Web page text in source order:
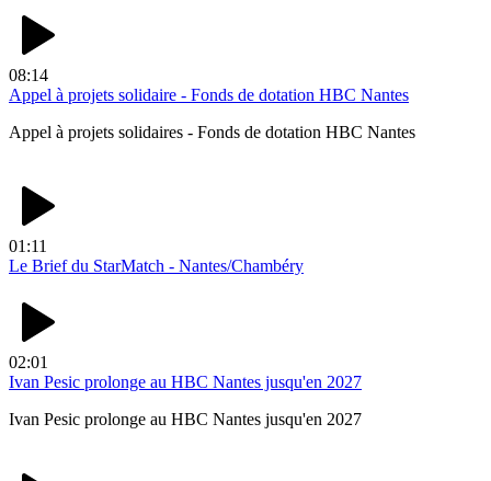
08:14
Appel à projets solidaire - Fonds de dotation HBC Nantes
Appel à projets solidaires - Fonds de dotation HBC Nantes
01:11
Le Brief du StarMatch - Nantes/Chambéry
02:01
Ivan Pesic prolonge au HBC Nantes jusqu'en 2027
Ivan Pesic prolonge au HBC Nantes jusqu'en 2027